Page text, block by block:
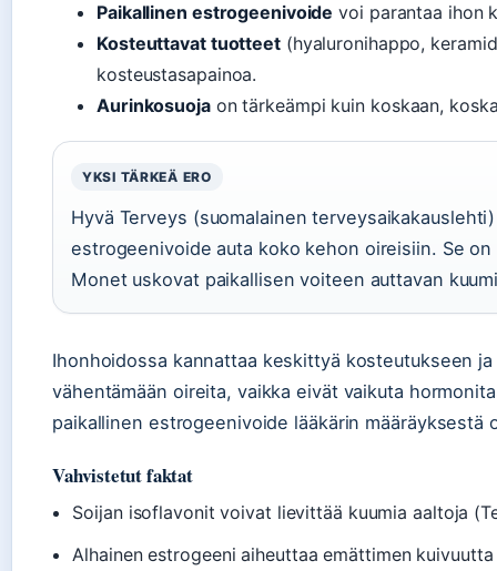
Paikallinen estrogeenivoide voi parantaa ihon
Kosteuttavat tuotteet(hyaluronihappo,
kosteustasapainoa.
Aurinkosuojaon tärkeämpi kuin koskaan,
YKSI TÄRKEÄ ERO
Hyvä Terveys (suomalainen
estrogeenivoide auta koko kehon oireisiin. Se
Monet uskovat paikallisen voiteen auttavan
Ihonhoidossa kannattaa keskittyä kosteutukseen
vähentämään oireita, vaikka eivät vaikuta
paikallinen estrogeenivoide lääkärin määräyksestä
Vahvistetut faktat
Soijan isoflavonit voivat lievittää kuumia aaltoja
Alhainen estrogeeni aiheuttaa emättimen